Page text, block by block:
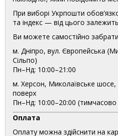
При виборі Укрпошти
та індекс — від цього
Ви можете самостійно
м. Дніпро, вул. Європейська
Сільпо)
Пн–Нд: 10:00–21:00
м. Херсон, Миколаївське
поверх
Пн–Нд: 10:00–20:00
Оплата
Оплату можна здійснити на